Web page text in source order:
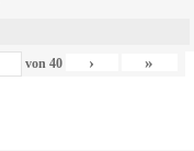
von 40 › »